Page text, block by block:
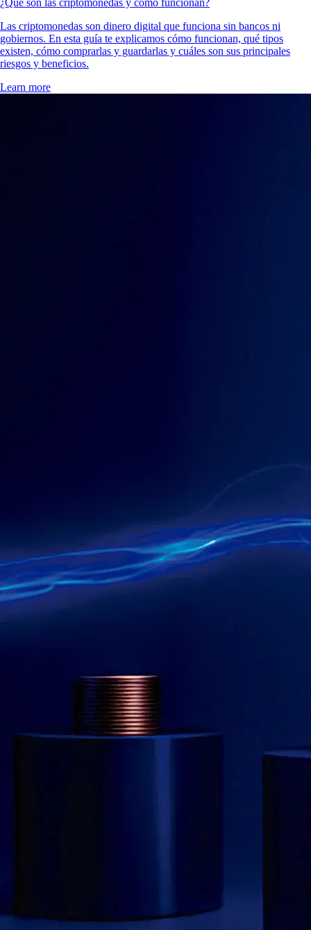
¿Qué son las criptomonedas y cómo funcionan?
Las criptomonedas son dinero digital que funciona sin bancos ni
gobiernos. En esta guía te explicamos cómo funcionan, qué tipos
existen, cómo comprarlas y guardarlas y cuáles son sus principales
riesgos y beneficios.
Learn more